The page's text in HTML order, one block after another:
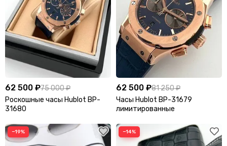
62 500 ₽75 000 ₽
Роскошные часы Hublot BP-
31680
62 500 ₽81 250 ₽
Часы Hublot BP-31679
лимитированные
−19% −14%